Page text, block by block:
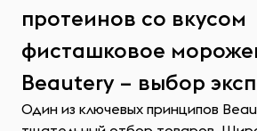
протеинов со вкусом
фисташковое
Beautery – выбор
Один из ключевых принципов